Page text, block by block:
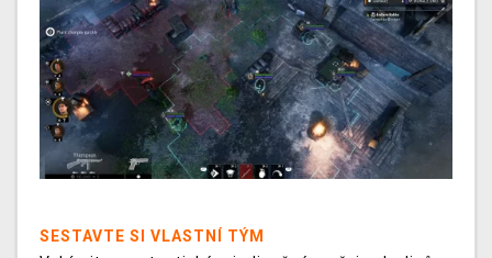
SESTAVTE SI VLASTNÍ TÝM